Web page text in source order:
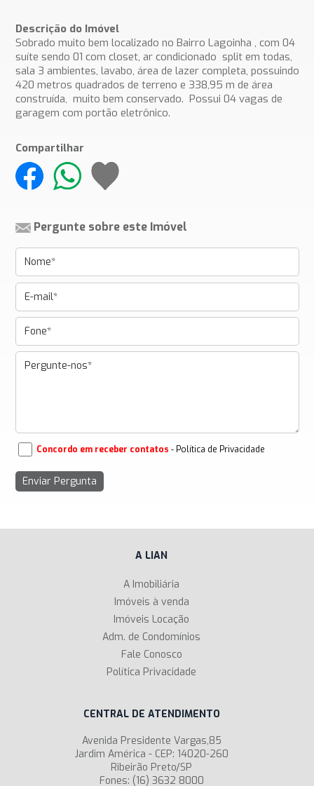
Descrição do Imóvel
Sobrado muito bem localizado no Bairro Lagoinha , com 04
suíte sendo 01 com closet, ar condicionado split em todas,
sala 3 ambientes, lavabo, área de lazer completa, possuindo
420 metros quadrados de terreno e 338,95 m de área
construída, muito bem conservado. Possui 04 vagas de
garagem com portão eletrônico.
Compartilhar
Pergunte sobre este Imóvel
Concordo em receber contatos - Política de Privacidade
A LIAN
A Imobiliária
Imóveis à venda
Imóveis Locação
Adm. de Condomínios
Fale Conosco
Política Privacidade
CENTRAL DE ATENDIMENTO
Avenida Presidente Vargas,85
Jardim América - CEP: 14020-260
Ribeirão Preto/SP
Fones: (16) 3632 8000